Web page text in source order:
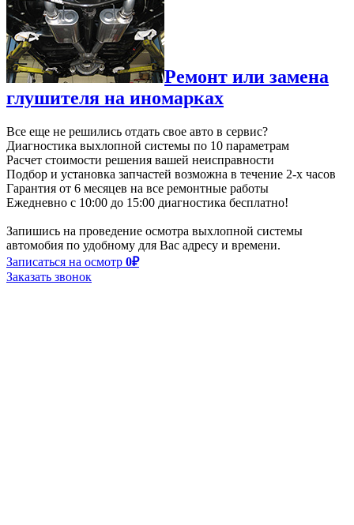
Ремонт или замена
глушителя на иномарках
Все еще не решились отдать свое авто в сервис?
Диагностика выхлопной системы по 10 параметрам
Расчет стоимости решения вашей неисправности
Подбор и установка запчастей возможна в течение 2-х часов
Гарантия от 6 месяцев на все ремонтные работы
Ежедневно с 10:00 до 15:00 диагностика бесплатно!
Запишись на проведение осмотра выхлопной системы
автомобия по удобному для Вас адресу и времени.
Записаться на осмотр 0₽
Заказать звонок